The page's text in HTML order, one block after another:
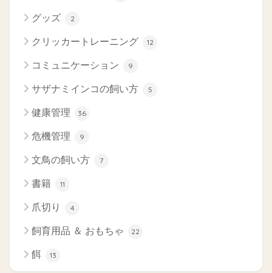
グッズ 2
クリッカートレーニング 12
コミュニケーション 9
サザナミインコの飼い方 5
健康管理 36
危機管理 9
文鳥の飼い方 7
書籍 11
爪切り 4
飼育用品 ＆ おもちゃ 22
餌 13